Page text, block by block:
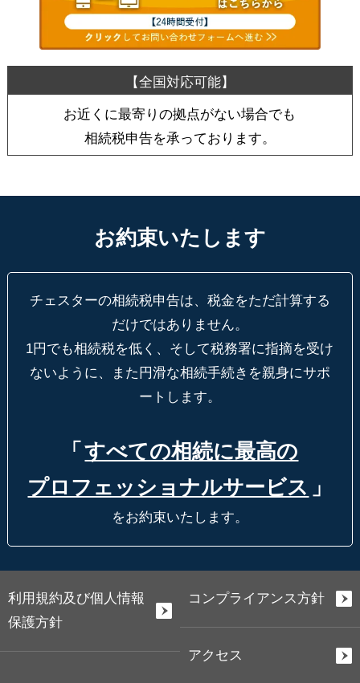
お近くに最寄りの拠点がない場合でも
相続税申告を承っております。
お約束いたします
チェスターの相続税申告は、税金をただ計算する
だけではありません。
1円でも相続税を低く、そして税務署に指摘を受け
ないように、
また円滑な相続手続きを親身にサポ
ートします。
「 すべての相続に最高の
プロフェッショナルサービス 」
をお約束いたします。
利用規約及び個人情報
保護方針
コンプライアンス方針
アクセス